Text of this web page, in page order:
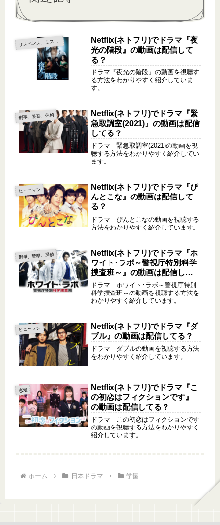
サ
スペンス、ミステリー
Netflix(ネトフリ)でドラマ『夜
光の階段』の動画は配信して
る？
ドラマ『夜光の階段』の動画を視聴す
る方法をわかりやすく紹介していま
す。
刑事、警察、探偵
Netflix(ネトフリ)でドラマ『緊
急取調室(2021)』の動画は配信
してる？
ドラマ｜緊急取調室(2021)の動画を視
聴する方法をわかりやすく紹介してい
ます。
ヒューマン
Netflix(ネトフリ)でドラマ『ぴ
んとこな』の動画は配信して
る？
ドラマ｜ぴんとこなの動画を視聴する
方法をわかりやすく紹介しています。
刑事、警察、探偵
Netflix(ネトフリ)でドラマ『ホ
ワイト･ラボ～警視庁特別科学
捜査班～』の動画は配信して
る？
ドラマ｜ホワイト･ラボ～警視庁特別
科学捜査班～の動画を視聴する方法を
わかりやすく紹介しています。
ヒューマン
Netflix(ネトフリ)でドラマ『ダ
ブル』の動画は配信してる？
ドラマ｜ダブルの動画を視聴する方法
をわかりやすく紹介しています。
恋愛
Netflix(ネトフリ)でドラマ『こ
の初恋はフィクションです』
の動画は配信してる？
ドラマ｜この初恋はフィクションです
の動画を視聴する方法をわかりやすく
紹介しています。
ホーム 日本ドラマ 学園